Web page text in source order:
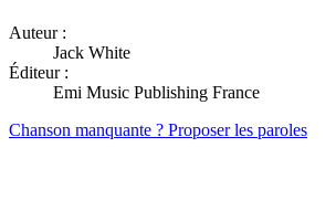
Auteur :
Jack White
Éditeur :
Emi Music Publishing France
Chanson manquante ? Proposer les paroles